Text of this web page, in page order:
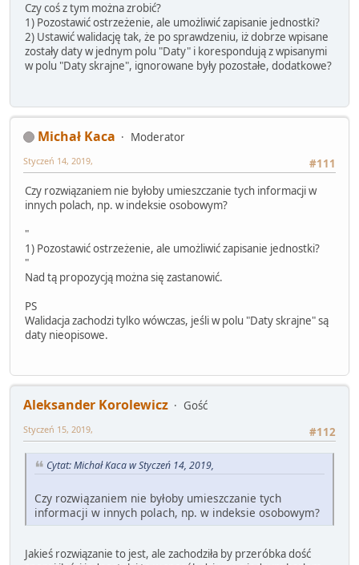
Czy coś z tym można zrobić?
1) Pozostawić ostrzeżenie, ale umożliwić zapisanie jednostki?
2) Ustawić walidację tak, że po sprawdzeniu, iż dobrze wpisane
zostały daty w jednym polu "Daty" i korespondują z wpisanymi
w polu "Daty skrajne", ignorowane były pozostałe, dodatkowe?
Michał Kaca
Moderator
#111
Styczeń 14, 2019,
Czy rozwiązaniem nie byłoby umieszczanie tych informacji w
innych polach, np. w indeksie osobowym?
"
1) Pozostawić ostrzeżenie, ale umożliwić zapisanie jednostki?
"
Nad tą propozycją można się zastanowić.
PS
Walidacja zachodzi tylko wówczas, jeśli w polu "Daty skrajne" są
daty nieopisowe.
Aleksander Korolewicz
Gość
#112
Styczeń 15, 2019,
Cytat: Michał Kaca w Styczeń 14, 2019,
Czy rozwiązaniem nie byłoby umieszczanie tych
informacji w innych polach, np. w indeksie osobowym?
Jakieś rozwiązanie to jest, ale zachodziła by przeróbka dość